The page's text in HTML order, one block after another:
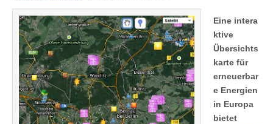
europaweit
online
sichtbar
Eine intera
ktive
Übersichts
karte für
erneuerbar
e Energien
in Europa
bietet